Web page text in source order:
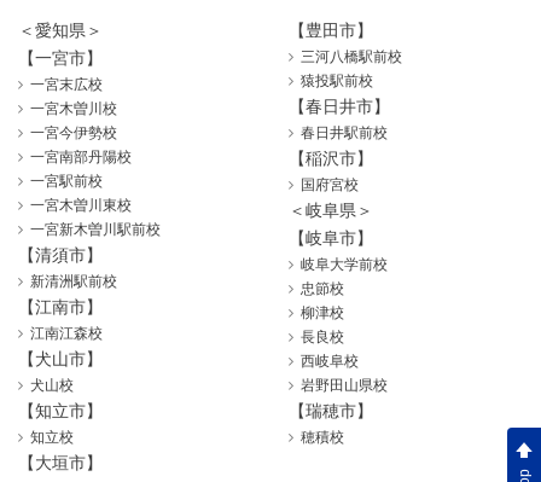
＜愛知県＞
【一宮市】
一宮末広校
一宮木曽川校
一宮今伊勢校
一宮南部丹陽校
一宮駅前校
一宮木曽川東校
一宮新木曽川駅前校
【清須市】
新清洲駅前校
【江南市】
江南江森校
【犬山市】
犬山校
【知立市】
知立校
【豊田市】
三河八橋駅前校
猿投駅前校
【春日井市】
春日井駅前校
【稲沢市】
国府宮校
＜岐阜県＞
【岐阜市】
岐阜大学前校
忠節校
柳津校
長良校
西岐阜校
岩野田山県校
【瑞穂市】
穂積校
【大垣市】